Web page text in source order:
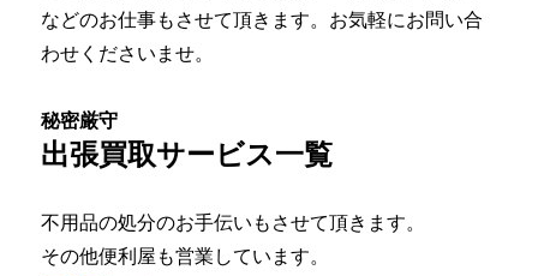
などのお仕事もさせて頂きます。お気軽にお問い合
わせくださいませ。
秘密厳守
出張買取サービス一覧
不用品の処分のお手伝いもさせて頂きます。
その他便利屋も営業しています。